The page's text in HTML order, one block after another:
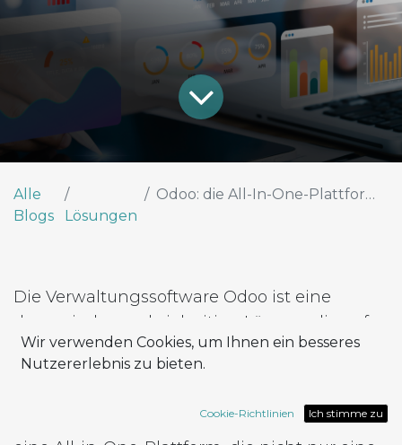
Alle
Blogs
Lösungen
Odoo: die All-In-One-Plattform für digitale Innovation
Die Verwaltungssoftware Odoo ist eine
dynamische und vielseitige Lösung, die auf
die individuellen Bedürfnisse von
Unternehmen aus verschiedenen Branchen
anpassbaren Anwendungen bietet Odoo
Wir verwenden Cookies, um Ihnen ein besseres
Nutzererlebnis zu bieten.
Cookie-Richtlinien Ich stimme zu